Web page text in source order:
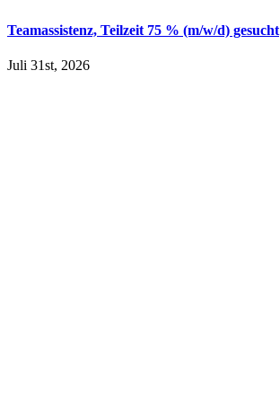
Teamassistenz, Teilzeit 75 % (m/w/d) gesucht
Juli 31st, 2026